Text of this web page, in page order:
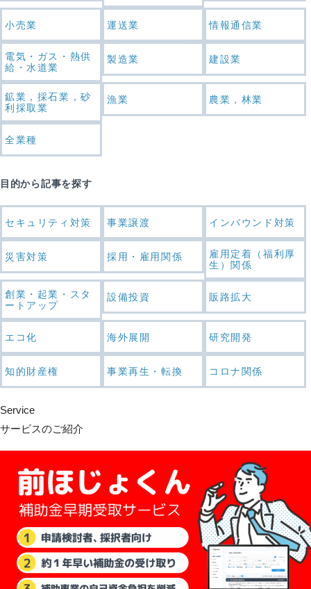
小売業 運送業 情報通信業
電気・ガス・熱供
給・水道業
製造業 建設業
鉱業，採石業，砂
利採取業
漁業 農業，林業
全業種
目的から記事を探す
セキュリティ対策 事業譲渡 インバウンド対策
災害対策 採用・雇用関係
雇用定着（福利厚
生）関係
創業・起業・スタ
ートアップ
設備投資 販路拡大
エコ化 海外展開 研究開発
知的財産権 事業再生・転換 コロナ関係
Service
サービスのご紹介